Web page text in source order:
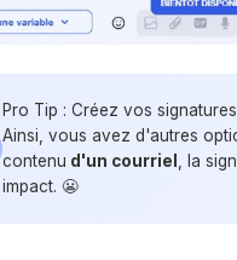
Pro Tip : Créez vos
Ainsi, vous avez d'autres
contenu d'un courriel , la
impact. 😬